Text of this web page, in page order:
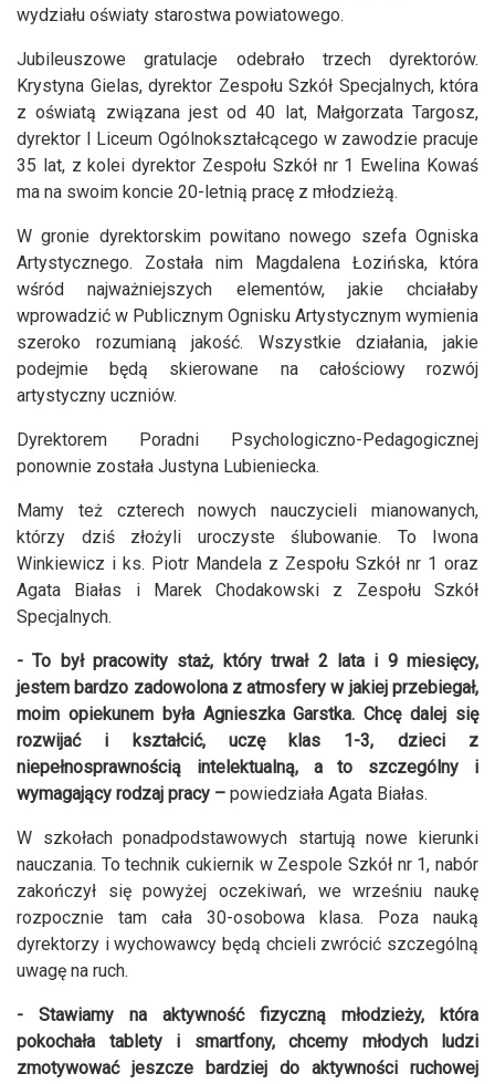
wydziału oświaty starostwa powiatowego.
Jubileuszowe gratulacje odebrało trzech dyrektorów.
Krystyna Gielas, dyrektor Zespołu Szkół Specjalnych, która
z oświatą związana jest od 40 lat, Małgorzata Targosz,
dyrektor I Liceum Ogólnokształcącego w zawodzie pracuje
35 lat, z kolei dyrektor Zespołu Szkół nr 1 Ewelina Kowaś
ma na swoim koncie 20-letnią pracę z młodzieżą.
W gronie dyrektorskim powitano nowego szefa Ogniska
Artystycznego. Została nim Magdalena Łozińska, która
wśród najważniejszych elementów, jakie chciałaby
wprowadzić w Publicznym Ognisku Artystycznym wymienia
szeroko rozumianą jakość. Wszystkie działania, jakie
podejmie będą skierowane na całościowy rozwój
artystyczny uczniów.
Dyrektorem Poradni Psychologiczno-Pedagogicznej
ponownie została Justyna Lubieniecka.
Mamy też czterech nowych nauczycieli mianowanych,
którzy dziś złożyli uroczyste ślubowanie. To Iwona
Winkiewicz i ks. Piotr Mandela z Zespołu Szkół nr 1 oraz
Agata Białas i Marek Chodakowski z Zespołu Szkół
Specjalnych.
- To był pracowity staż, który trwał 2 lata i 9 miesięcy,
jestem bardzo zadowolona z atmosfery w jakiej przebiegał,
moim opiekunem była Agnieszka Garstka. Chcę dalej się
rozwijać i kształcić, uczę klas 1-3, dzieci z
niepełnosprawnością intelektualną, a to szczególny i
wymagający rodzaj pracy – powiedziała Agata Białas.
W szkołach ponadpodstawowych startują nowe kierunki
nauczania. To technik cukiernik w Zespole Szkół nr 1, nabór
zakończył się powyżej oczekiwań, we wrześniu naukę
rozpocznie tam cała 30-osobowa klasa. Poza nauką
dyrektorzy i wychowawcy będą chcieli zwrócić szczególną
uwagę na ruch.
- Stawiamy na aktywność fizyczną młodzieży, która
pokochała tablety i smartfony, chcemy młodych ludzi
zmotywować jeszcze bardziej do aktywności ruchowej